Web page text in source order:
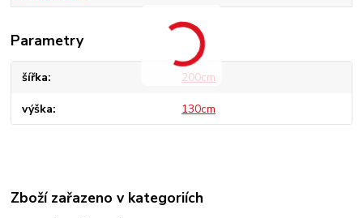
Parametry
šířka 200cm
výška 130cm
Zboží zařazeno v kategoriích